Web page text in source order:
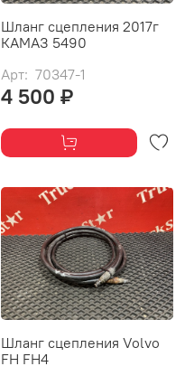
Шланг сцепления 2017г
КАМАЗ 5490
Арт: 70347-1
4 500 ₽
Шланг сцепления Volvo
FH FH4